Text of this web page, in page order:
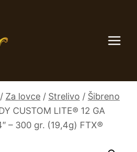
/ Za lovce / Strelivo / Šibreno
CUSTOM LITE® 12 GA
– 300 gr. (19,4g) FTX®